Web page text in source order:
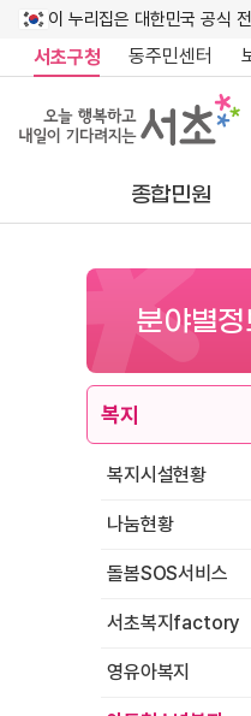
이 누리집은 대한민국 공식
서초구청 동주민센터
종합민원
분야별정
복지
복지시설현황
나눔현황
돌봄SOS서비스
서초복지factory
영유아복지